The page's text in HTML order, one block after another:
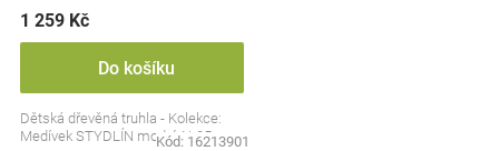
1 259 Kč
Do košíku
Dětská dřevěná truhla - Kolekce:
Medívek STYDLÍN modrý, N-05
Kód: 16213901